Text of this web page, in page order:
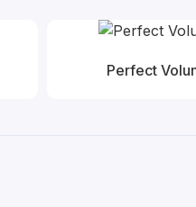
Perfect